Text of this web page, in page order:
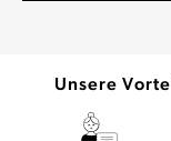
Unsere